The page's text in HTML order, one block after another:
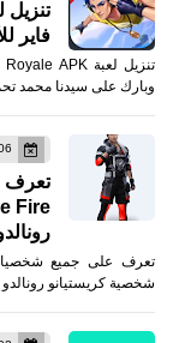
فاير
وبارك على سيدنا محمد
06 أغسطس
شخصية كريستيانو